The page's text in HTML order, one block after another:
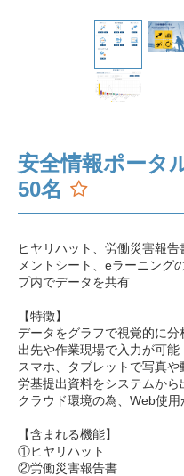
安全情報ポータ
50名
ヒヤリハット、労働災害報
メントシート、eラーニング
プ内でデータを共有
【特徴】
データをグラフで視覚的に分
出先や作業現場で入力が可能
スマホ、タブレットで写真や
労基提出資料をシステムから
クラウド環境の為、Web使
【含まれる機能】
①ヒヤリハット
②労働災害報告書